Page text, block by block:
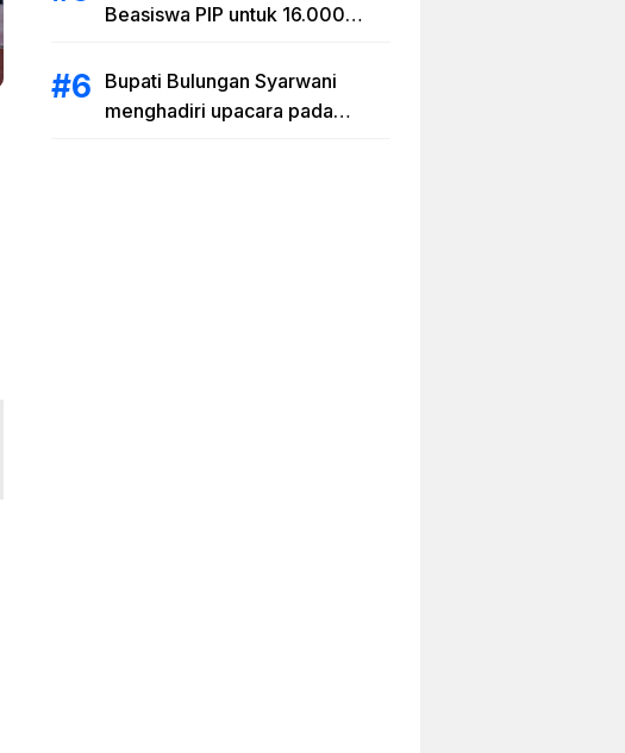
Beasiswa PIP untuk 16.000
Bupati Bulungan Syarwani
menghadiri upacara pada